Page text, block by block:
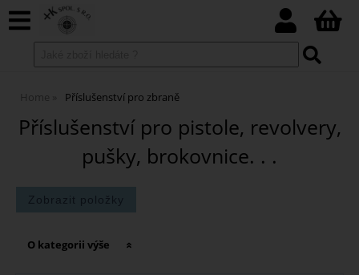
Home Příslušenství pro zbraně
Příslušenství pro pistole, revolvery,
pušky, brokovnice. . .
O kategorii výše